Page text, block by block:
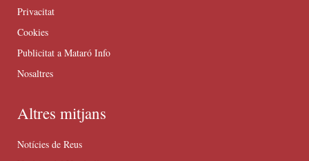
Privacitat
Cookies
Publicitat a Mataró Info
Nosaltres
Altres mitjans
Notícies de Reus